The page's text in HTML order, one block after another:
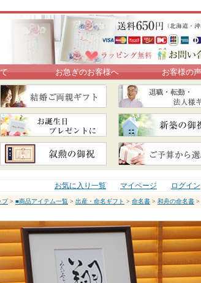
お急ぎのお客様へ お客様の声
お気に入り一覧 マイページ ログイン
プ> ■商品アイテム一覧 > 出産・命名ギフト > 命名書 > 和舟の命名書 >